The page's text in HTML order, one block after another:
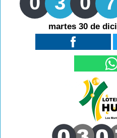
martes 30 de